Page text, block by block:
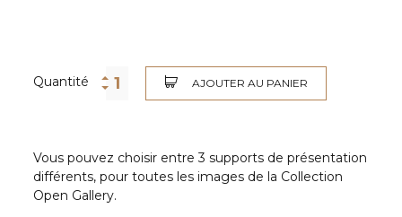
Quantité AJOUTER AU PANIER
Vous pouvez choisir entre 3 supports de présentation
différents, pour toutes les images de la Collection
Open Gallery.